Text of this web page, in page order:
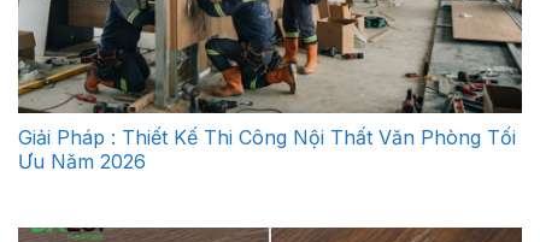
Giải Pháp : Thiết Kế Thi Công Nội Thất Văn Phòng Tối
Ưu Năm 2026